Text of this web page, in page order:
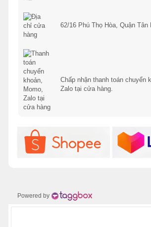
62/16 Phú Thọ Hòa, Quận Tân
Chấp nhận thanh toán chuyển
Zalo tại cửa hàng.
Powered by